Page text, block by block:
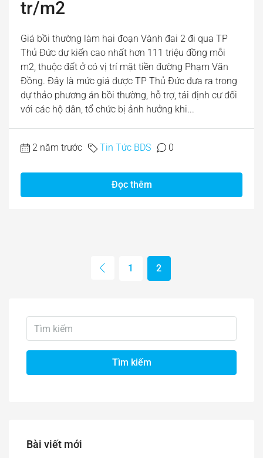
tr/m2
Giá bồi thường làm hai đoạn Vành đai 2 đi qua TP
Thủ Đức dự kiến cao nhất hơn 111 triệu đồng mỗi
m2, thuộc đất ở có vị trí mặt tiền đường Phạm Văn
Đồng. Đây là mức giá được TP Thủ Đức đưa ra trong
dự thảo phương án bồi thường, hỗ trợ, tái định cư đối
với các hộ dân, tổ chức bị ảnh hưởng khi...
2 năm trước Tin Tức BDS 0
Đọc thêm
1 2
Tìm kiếm
Bài viết mới